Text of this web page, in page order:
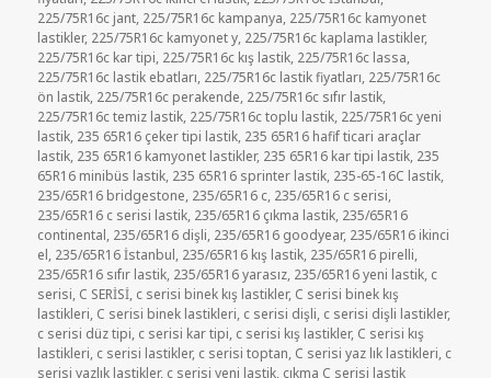
225/75R16c jant, 225/75R16c kampanya, 225/75R16c kamyonet
lastikler, 225/75R16c kamyonet y, 225/75R16c kaplama lastikler,
225/75R16c kar tipi, 225/75R16c kış lastik, 225/75R16c lassa,
225/75R16c lastik ebatları, 225/75R16c lastik fiyatları, 225/75R16c
ön lastik, 225/75R16c perakende, 225/75R16c sıfır lastik,
225/75R16c temiz lastik, 225/75R16c toplu lastik, 225/75R16c yeni
lastik, 235 65R16 çeker tipi lastik, 235 65R16 hafif ticari araçlar
lastik, 235 65R16 kamyonet lastikler, 235 65R16 kar tipi lastik, 235
65R16 minibüs lastik, 235 65R16 sprinter lastik, 235-65-16C lastik,
235/65R16 bridgestone, 235/65R16 c, 235/65R16 c serisi,
235/65R16 c serisi lastik, 235/65R16 çıkma lastik, 235/65R16
continental, 235/65R16 dişli, 235/65R16 goodyear, 235/65R16 ikinci
el, 235/65R16 İstanbul, 235/65R16 kış lastik, 235/65R16 pirelli,
235/65R16 sıfır lastik, 235/65R16 yarasız, 235/65R16 yeni lastik, c
serisi, C SERİSİ, c serisi binek kış lastikler, C serisi binek kış
lastikleri, C serisi binek lastikleri, c serisi dişli, c serisi dişli lastikler,
c serisi düz tipi, c serisi kar tipi, c serisi kış lastikler, C serisi kış
lastikleri, c serisi lastikler, c serisi toptan, C serisi yaz lık lastikleri, c
serisi yazlık lastikler, c serisi yeni lastik, çıkma C serisi lastik